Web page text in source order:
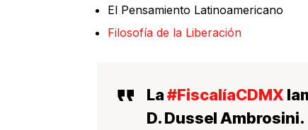
El Pensamiento Latinoamericano
Filosofía de la Liberación
La#FiscalíaCDMX
D. Dussel Ambrosini.